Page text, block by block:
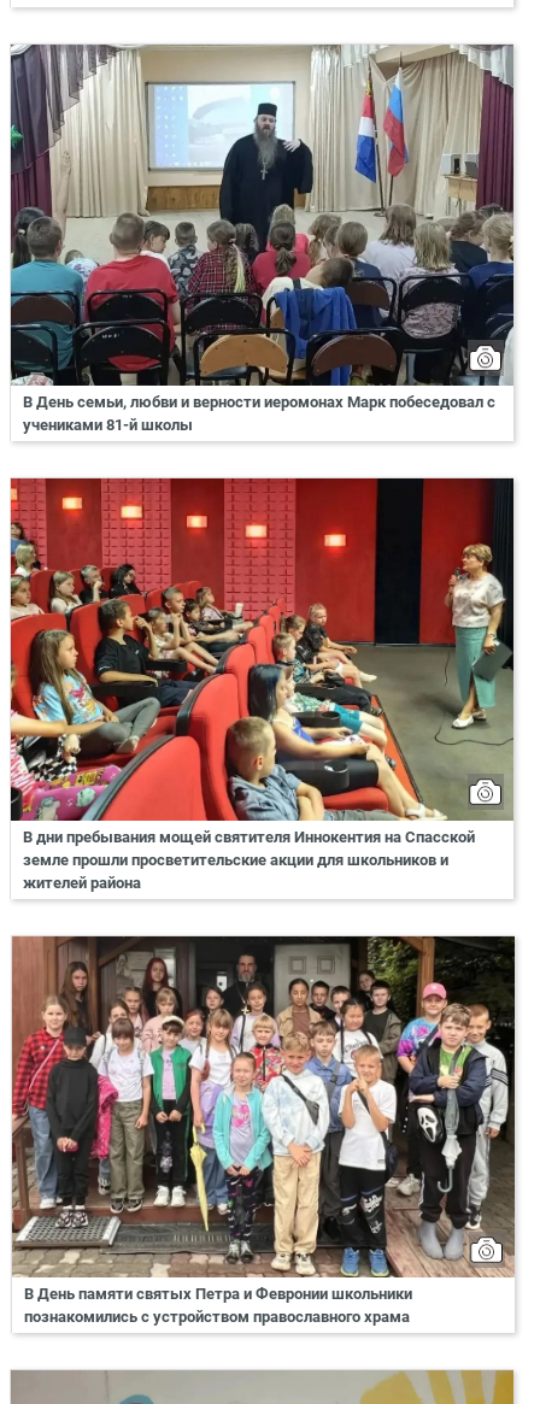
В День семьи, любви и верности иеромонах Марк побеседовал с
учениками 81-й школы
В дни пребывания мощей святителя Иннокентия на Спасской
земле прошли просветительские акции для школьников и
жителей района
В День памяти святых Петра и Февронии школьники
познакомились с устройством православного храма